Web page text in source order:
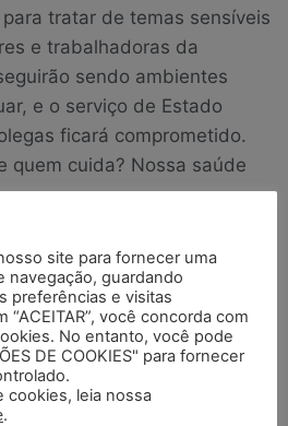
tratar de temas sensíveis
e trabalhadoras da
sendo ambientes
e o serviço de Estado
ficará comprometido.
quem cuida? Nossa saúde
do
SEMAPI oficia fundações
sobre desligamento de
aposentados
site para fornecer uma
navegação, guardando
preferências e visitas
“ACEITAR”, você concorda com
No entanto, você pode
DE COOKIES" para fornecer
cookies, leia nossa
.